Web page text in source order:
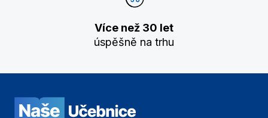
Více než 30 let
úspěšně na trhu